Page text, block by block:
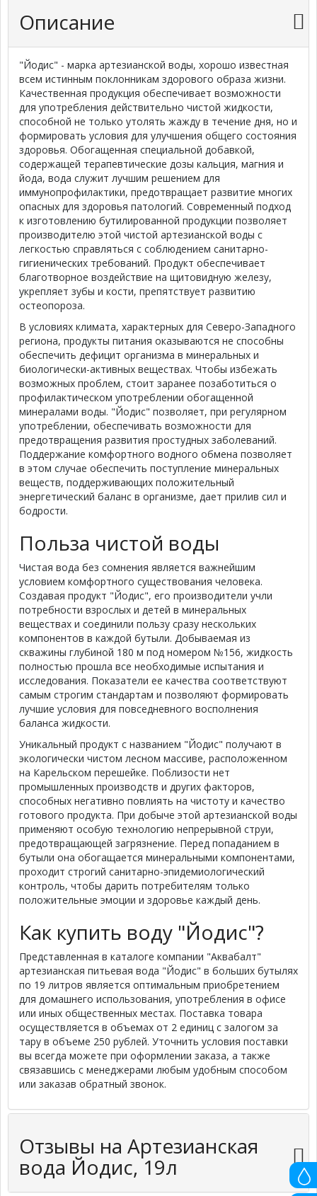
Описание
"Йодис" - марка артезианской воды, хорошо известная
всем истинным поклонникам здорового образа жизни.
Качественная продукция обеспечивает возможности
для употребления действительно чистой жидкости,
способной не только утолять жажду в течение дня, но и
формировать условия для улучшения общего состояния
здоровья. Обогащенная специальной добавкой,
содержащей терапевтические дозы кальция, магния и
йода, вода служит лучшим решением для
иммунопрофилактики, предотвращает развитие многих
опасных для здоровья патологий. Современный подход
к изготовлению бутилированной продукции позволяет
производителю этой чистой артезианской воды с
легкостью справляться с соблюдением санитарно-
гигиенических требований. Продукт обеспечивает
благотворное воздействие на щитовидную железу,
укрепляет зубы и кости, препятствует развитию
остеопороза.
В условиях климата, характерных для Северо-Западного
региона, продукты питания оказываются не способны
обеспечить дефицит организма в минеральных и
биологически-активных веществах. Чтобы избежать
возможных проблем, стоит заранее позаботиться о
профилактическом употреблении обогащенной
минералами воды. "Йодис" позволяет, при регулярном
употреблении, обеспечивать возможности для
предотвращения развития простудных заболеваний.
Поддержание комфортного водного обмена позволяет
в этом случае обеспечить поступление минеральных
веществ, поддерживающих положительный
энергетический баланс в организме, дает прилив сил и
бодрости.
Польза чистой воды
Чистая вода без сомнения является важнейшим
условием комфортного существования человека.
Создавая продукт "Йодис", его производители учли
потребности взрослых и детей в минеральных
веществах и соединили пользу сразу нескольких
компонентов в каждой бутыли. Добываемая из
скважины глубиной 180 м под номером №156, жидкость
полностью прошла все необходимые испытания и
исследования. Показатели ее качества соответствуют
самым строгим стандартам и позволяют формировать
лучшие условия для повседневного восполнения
баланса жидкости.
Уникальный продукт с названием "Йодис" получают в
экологически чистом лесном массиве, расположенном
на Карельском перешейке. Поблизости нет
промышленных производств и других факторов,
способных негативно повлиять на чистоту и качество
готового продукта. При добыче этой артезианской воды
применяют особую технологию непрерывной струи,
предотвращающей загрязнение. Перед попаданием в
бутыли она обогащается минеральными компонентами,
проходит строгий санитарно-эпидемиологический
контроль, чтобы дарить потребителям только
положительные эмоции и здоровье каждый день.
Как купить воду "Йодис"?
Представленная в каталоге компании "Аквабалт"
артезианская питьевая вода "Йодис" в больших бутылях
по 19 литров является оптимальным приобретением
для домашнего использования, употребления в офисе
или иных общественных местах. Поставка товара
осуществляется в объемах от 2 единиц с залогом за
тару в объеме 250 рублей. Уточнить условия поставки
вы всегда можете при оформлении заказа, а также
связавшись с менеджерами любым удобным способом
или заказав обратный звонок.
Отзывы на Артезианская
вода Йодис, 19л